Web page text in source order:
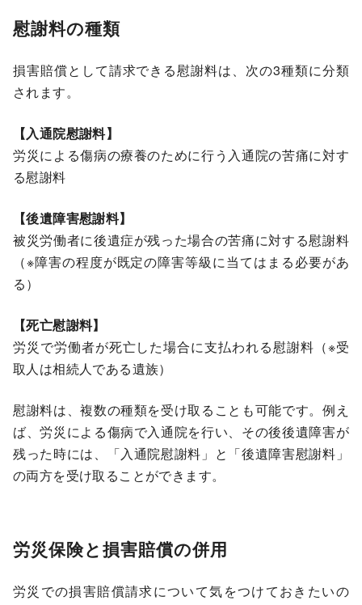
慰謝料の種類
損害賠償として請求できる慰謝料は、次の3種類に分類
されます。
【入通院慰謝料】
労災による傷病の療養のために行う入通院の苦痛に対す
る慰謝料
【後遺障害慰謝料】
被災労働者に後遺症が残った場合の苦痛に対する慰謝料
（※障害の程度が既定の障害等級に当てはまる必要があ
る）
【死亡慰謝料】
労災で労働者が死亡した場合に支払われる慰謝料（※受
取人は相続人である遺族）
慰謝料は、複数の種類を受け取ることも可能です。例え
ば、労災による傷病で入通院を行い、その後後遺障害が
残った時には、「入通院慰謝料」と「後遺障害慰謝料」
の両方を受け取ることができます。
労災保険と損害賠償の併用
労災での損害賠償請求について気をつけておきたいの